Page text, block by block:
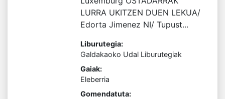
LURRA UKITZEN DUEN LEKUA/
Edorta Jimenez NI/ Tupust...
Liburutegia:
Galdakaoko Udal Liburutegiak
Gaiak:
Eleberria
Gomendatuta: